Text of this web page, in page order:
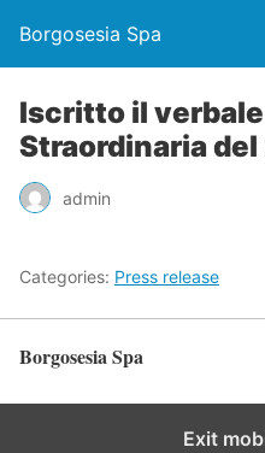
Borgosesia Spa
Iscritto il
Straordinaria del
admin
Categories: Press release
Borgosesia Spa
Exit